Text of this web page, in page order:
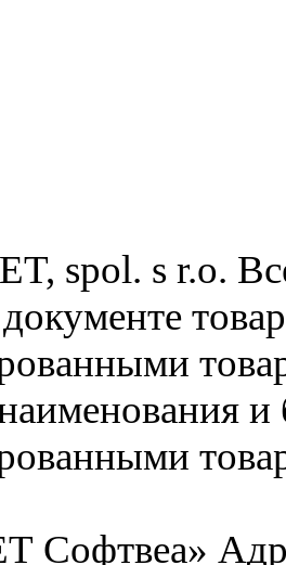
spol. s r.o.